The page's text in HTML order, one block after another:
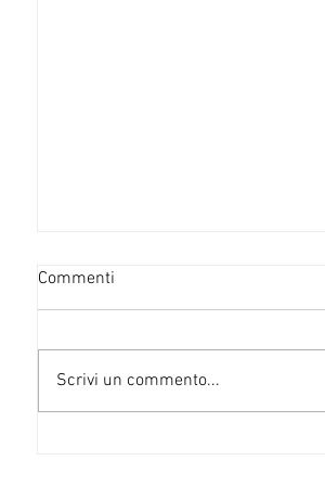
Commenti
Scrivi un commento...